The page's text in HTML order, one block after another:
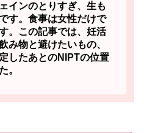
インのとりすぎ、生も
す。食事は女性だけで
。この記事では、妊活
み物と避けたいもの、
したあとのNIPTの位置
。